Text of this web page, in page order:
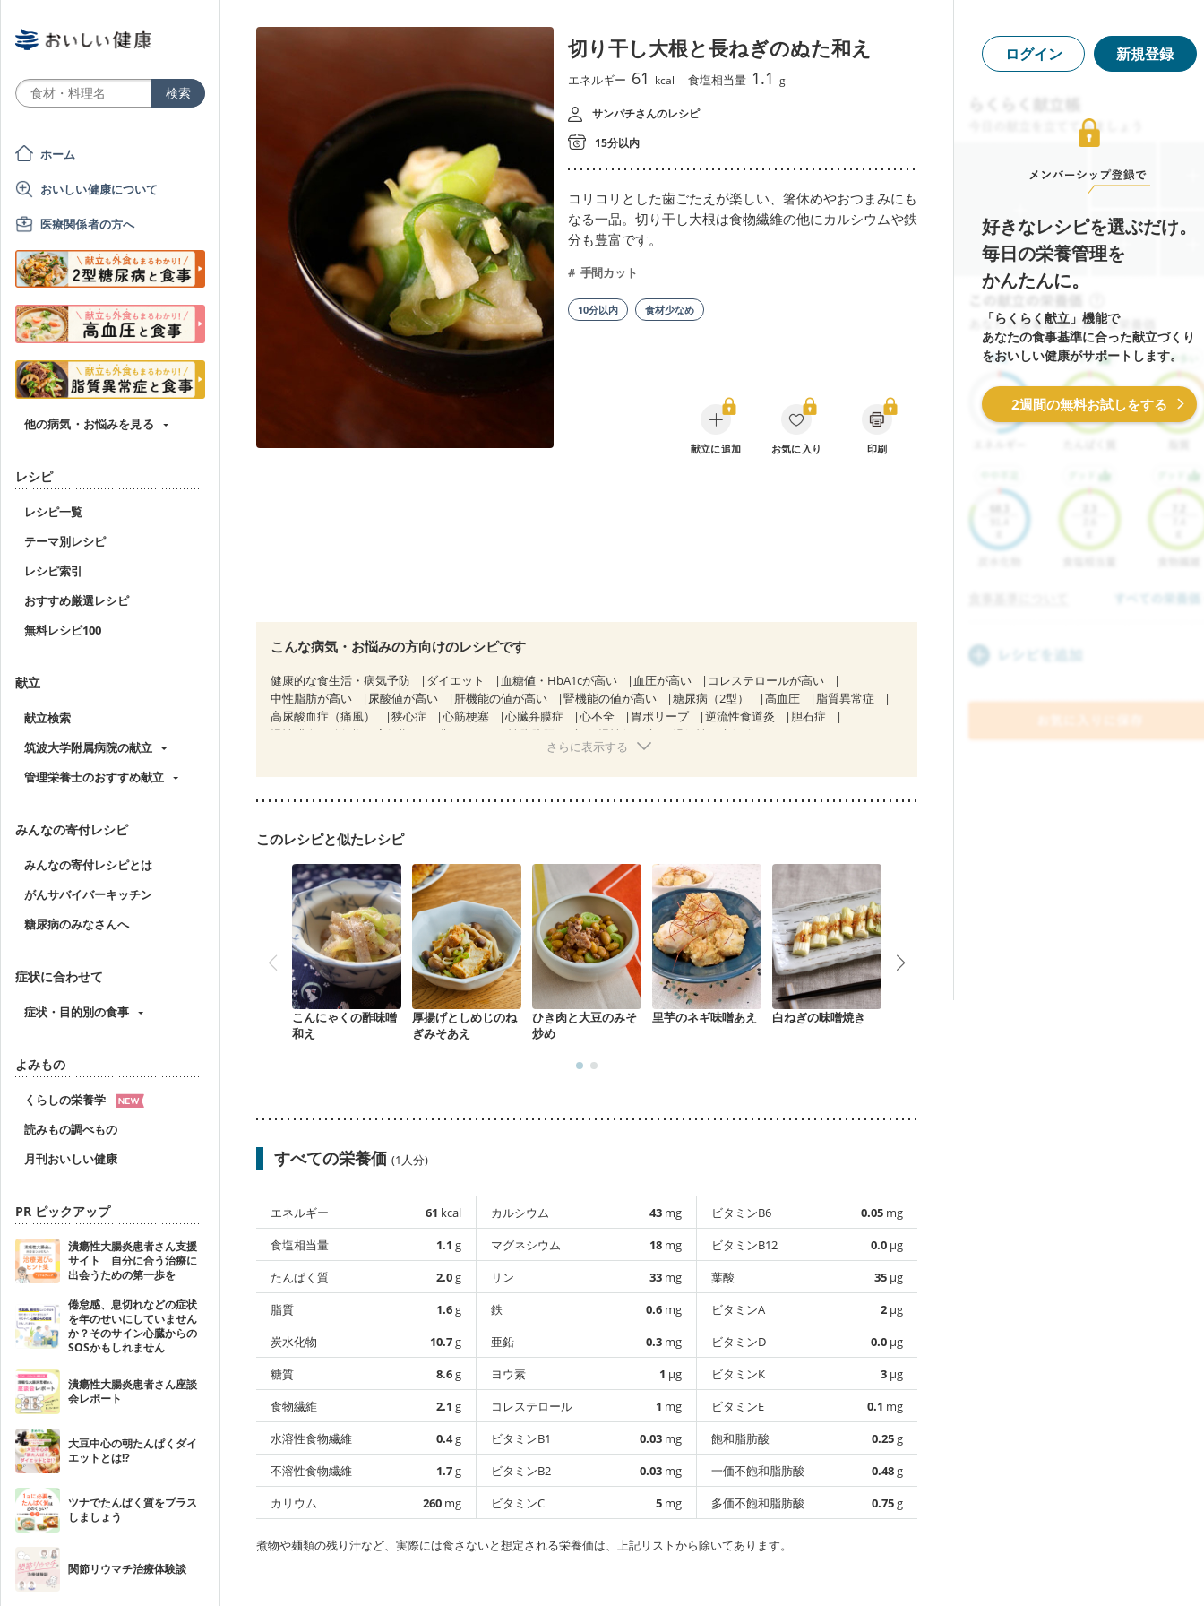
ホーム
おいしい健康について
医療関係者の方へ
他の病気・お悩みを見る
レシピ
レシピ一覧
テーマ別レシピ
レシピ索引
おすすめ厳選レシピ
無料レシピ100
献立
献立検索
筑波大学附属病院の献立
管理栄養士のおすすめ献立
みんなの寄付レシピ
みんなの寄付レシピとは
がんサバイバーキッチン
糖尿病のみなさんへ
症状に合わせて
症状・目的別の食事
よみもの
くらしの栄養学
読みもの調べもの
月刊おいしい健康
PR ピックアップ
潰瘍性大腸炎患者さん支援
サイト 自分に合う治療に
出会うための第一歩を
倦怠感、息切れなどの症状
を年のせいにしていません
か？そのサイン心臓からの
SOSかもしれません
潰瘍性大腸炎患者さん座談
会レポート
大豆中心の朝たんぱくダイ
エットとは!?
ツナでたんぱく質をプラス
しましょう
関節リウマチ治療体験談
切り干し大根と長ねぎのぬた和え
エネルギー 61 kcal 食塩相当量 1.1 g
サンパチさんのレシピ
15分以内
コリコリとした歯ごたえが楽しい、箸休めやおつまみにも
なる一品。切り干し大根は食物繊維の他にカルシウムや鉄
分も豊富です。
手間カット
10分以内 食材少なめ
献立に追加 お気に入り 印刷
こんな病気・お悩みの方向けのレシピです
健康的な食生活・病気予防 ダイエット 血糖値・HbA1cが高い 血圧が高い
コレステロールが高い
中性脂肪が高い
尿酸値が高い 肝機能の値が高い 腎機能の値が高い 糖尿病（2型） 高血圧
脂質異常症
高尿酸血症（痛風）
狭心症 心筋梗塞 心臓弁膜症 心不全 胃ポリープ 逆流性食道炎
胆石症
慢性膵炎（移行期・寛解期）
非アルコール性脂肪肝 痔 慢性便秘症
過敏性腸症候群（IBS）
糖尿病性腎症（第２期）
妊娠中(初期)
妊婦健診・体重増加が気になる（初期）
妊婦健診・血圧が気になる（初期）
産後（ミルク）
骨折
さらに表示する
このレシピと似たレシピ
こんにゃくの酢味噌
和え
厚揚げとしめじのね
ぎみそあえ
ひき肉と大豆のみそ
炒め
里芋のネギ味噌あえ 白ねぎの味噌焼き
すべての栄養価 (1人分)
エネルギー 61 kcal
食塩相当量
1.1 g
たんぱく質
2.0g
脂質
1.6g
炭水化物
10.7g
糖質
8.6g
食物繊維
2.1 g
水溶性食物繊維
0.4g
不溶性食物繊維
1.7g
カリウム
260 mg
カルシウム 43 mg
マグネシウム
18 mg
リン
33 mg
鉄
0.6 mg
亜鉛
0.3 mg
ヨウ素
1 µg
コレステロール
1 mg
ビタミンB1
0.03 mg
ビタミンB2
0.03 mg
ビタミンC
5 mg
ビタミンB6 0.05 mg
ビタミンB12
0.0 µg
葉酸
35 µg
ビタミンA
2 µg
ビタミンD
0.0 µg
ビタミンK
3 µg
ビタミンE
0.1 mg
飽和脂肪酸
0.25g
一価不飽和脂肪酸
0.48g
多価不飽和脂肪酸
0.75g
煮物や麺類の残り汁など、実際には食さないと想定される栄養価は、上記リストから除いてあります。
ログイン 新規登録
好きなレシピを選ぶだけ。
毎日の栄養管理を
かんたんに。
「らくらく献立」機能で
あなたの食事基準に合った献立づくり
をおいしい健康がサポートします。
2週間の無料お試しをする